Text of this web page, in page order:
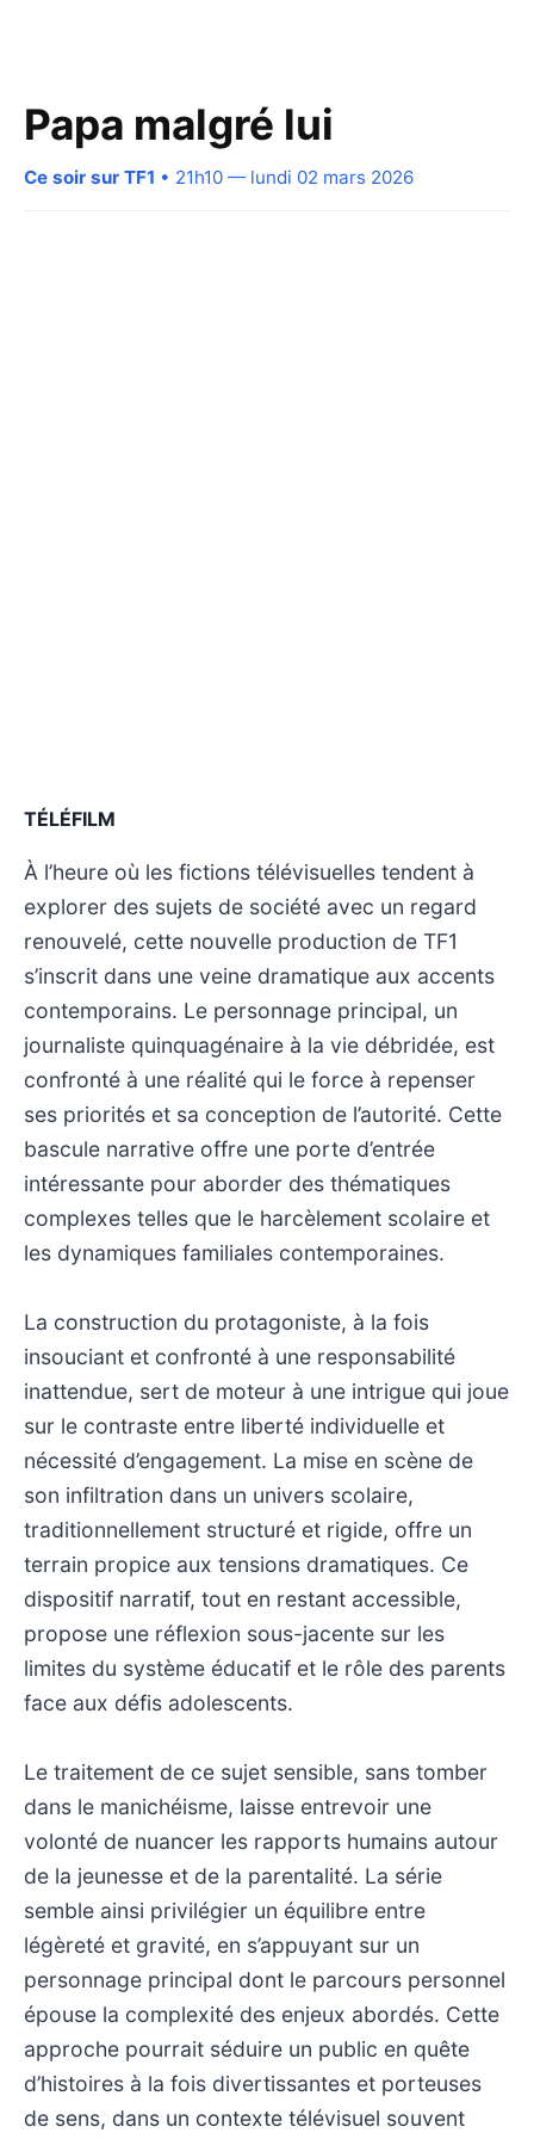
Papa malgré lui
Ce soir sur TF1 • 21h10 — lundi 02 mars 2026
TÉLÉFILM
À l’heure où les fictions télévisuelles tendent à
explorer des sujets de société avec un regard
renouvelé, cette nouvelle production de TF1
s’inscrit dans une veine dramatique aux accents
contemporains. Le personnage principal, un
journaliste quinquagénaire à la vie débridée, est
confronté à une réalité qui le force à repenser
ses priorités et sa conception de l’autorité. Cette
bascule narrative offre une porte d’entrée
intéressante pour aborder des thématiques
complexes telles que le harcèlement scolaire et
les dynamiques familiales contemporaines.
La construction du protagoniste, à la fois
insouciant et confronté à une responsabilité
inattendue, sert de moteur à une intrigue qui joue
sur le contraste entre liberté individuelle et
nécessité d’engagement. La mise en scène de
son infiltration dans un univers scolaire,
traditionnellement structuré et rigide, offre un
terrain propice aux tensions dramatiques. Ce
dispositif narratif, tout en restant accessible,
propose une réflexion sous-jacente sur les
limites du système éducatif et le rôle des parents
face aux défis adolescents.
Le traitement de ce sujet sensible, sans tomber
dans le manichéisme, laisse entrevoir une
volonté de nuancer les rapports humains autour
de la jeunesse et de la parentalité. La série
semble ainsi privilégier un équilibre entre
légèreté et gravité, en s’appuyant sur un
personnage principal dont le parcours personnel
épouse la complexité des enjeux abordés. Cette
approche pourrait séduire un public en quête
d’histoires à la fois divertissantes et porteuses
de sens, dans un contexte télévisuel souvent